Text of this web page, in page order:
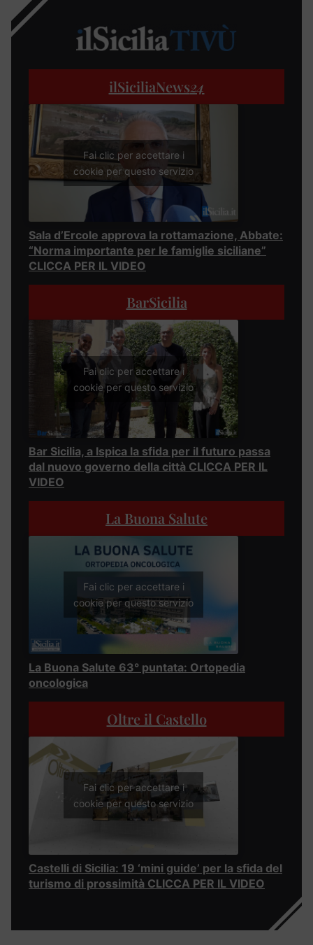
ilSiciliaNews24
Fai clic per accettare i
cookie per questo servizio
Sala d’Ercole approva la rottamazione, Abbate:
“Norma importante per le famiglie siciliane”
CLICCA PER IL VIDEO
BarSicilia
Fai clic per accettare i
cookie per questo servizio
Bar Sicilia, a Ispica la sfida per il futuro passa
dal nuovo governo della città CLICCA PER IL
VIDEO
La Buona Salute
Fai clic per accettare i
cookie per questo servizio
La Buona Salute 63° puntata: Ortopedia
oncologica
Oltre il Castello
Fai clic per accettare i
cookie per questo servizio
Castelli di Sicilia: 19 ‘mini guide’ per la sfida del
turismo di prossimità CLICCA PER IL VIDEO